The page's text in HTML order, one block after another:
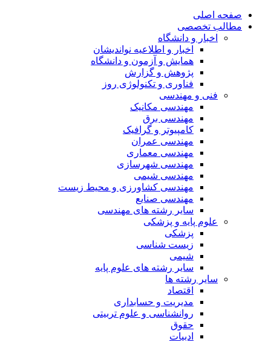
صفحه اصلی
مطالب تخصصی
اخبار و دانشگاه
اخبار و اطلاعیه نواندیشان
همایش و آزمون و دانشگاه
پژوهش و گزارش
فناوری و تکنولوژی روز
فنی و مهندسی
مهندسی مکانیک
مهندسی برق
کامپیوتر و گرافیک
مهندسی عمران
مهندسی معماری
مهندسی شهرسازی
مهندسی شیمی
مهندسی کشاورزی و محیط زیست
مهندسی صنایع
سایر رشته های مهندسی
علوم پایه و پزشکی
پزشکی
زیست شناسی
شیمی
سایر رشته های علوم پایه
سایر رشته ها
اقتصاد
مدیریت و حسابداری
روانشناسی و علوم تربیتی
حقوق
ادبیات